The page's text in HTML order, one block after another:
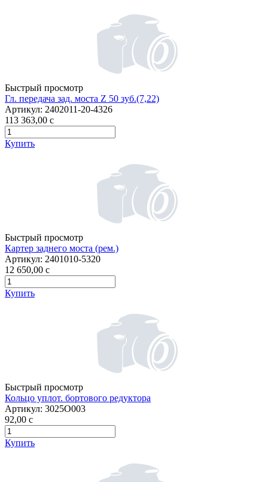
Быстрый просмотр
Гл. передача зад. моста Z 50 зуб.(7,22)
Артикул: 2402011-20-4326
113 363,00 c
Купить
Быстрый просмотр
Картер заднего моста (рем.)
Артикул: 2401010-5320
12 650,00 c
Купить
Быстрый просмотр
Кольцо уплот. бортового редуктора
Артикул: 3025О003
92,00 c
Купить